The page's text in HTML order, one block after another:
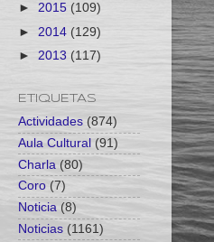
► 2015 (109)
► 2014 (129)
► 2013 (117)
ETIQUETAS
Actividades (874)
Aula Cultural (91)
Charla (80)
Coro (7)
Noticia (8)
Noticias (1161)